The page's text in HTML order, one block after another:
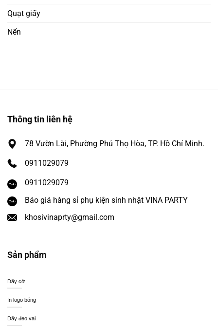
Quạt giấy
Nến
Thông tin liên hệ
78 Vườn Lài, Phường Phú Thọ Hòa, TP. Hồ Chí Minh.
0911029079
0911029079
Báo giá hàng sỉ phụ kiện sinh nhật VINA PARTY
khosivinaprty@gmail.com
Sản phẩm
Dây cờ
In logo bóng
Dây đeo vai